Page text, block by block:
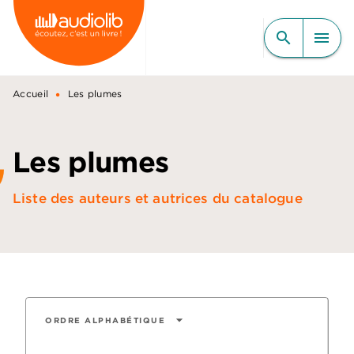
MENU RECHERCHE
CONTENU
PIED DE PAGE
search menu
Accueil • Les plumes
Les plumes
Liste des auteurs et autrices du catalogue
ORDRE ALPHABÉTIQUE arrow_drop_down